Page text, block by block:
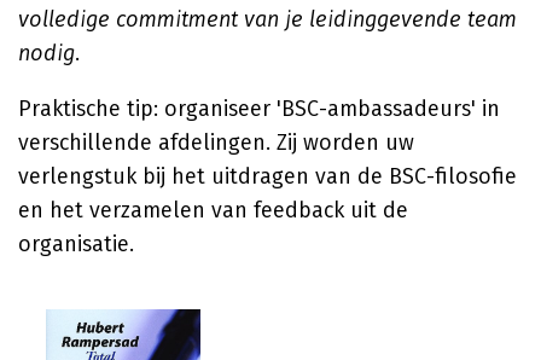
volledige commitment van je leidinggevende team
nodig.
Praktische tip: organiseer 'BSC-ambassadeurs' in
verschillende afdelingen. Zij worden uw
verlengstuk bij het uitdragen van de BSC-filosofie
en het verzamelen van feedback uit de
organisatie.